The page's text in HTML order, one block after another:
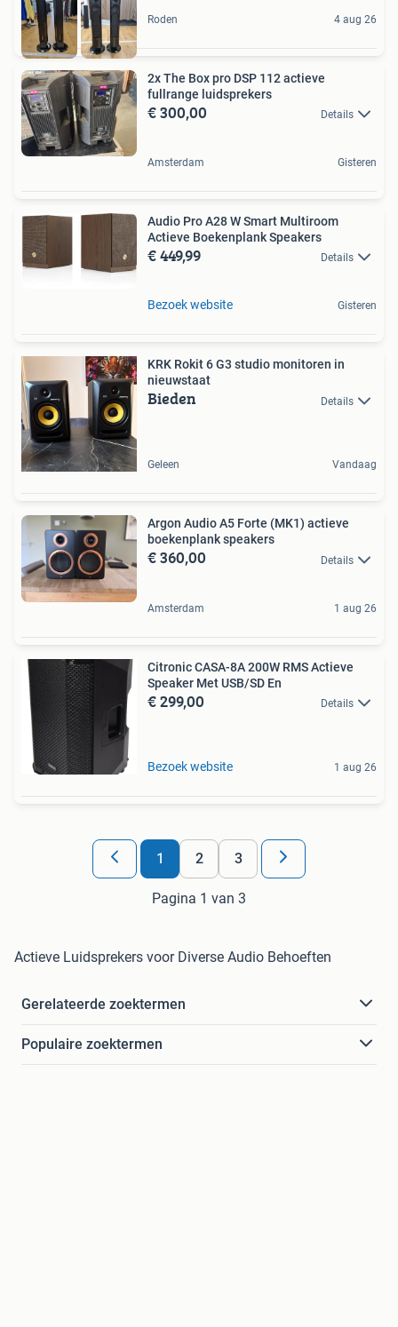
Roden 4 aug 26
2x The Box pro DSP 112 actieve
fullrange luidsprekers
€ 300,00 Details
Amsterdam Gisteren
Audio Pro A28 W Smart Multiroom
Actieve Boekenplank Speakers
€ 449,99 Details
Bezoek website Gisteren
KRK Rokit 6 G3 studio monitoren in
nieuwstaat
Bieden Details
Geleen Vandaag
Argon Audio A5 Forte (MK1) actieve
boekenplank speakers
€ 360,00 Details
Amsterdam 1 aug 26
Citronic CASA-8A 200W RMS Actieve
Speaker Met USB/SD En
€ 299,00 Details
Bezoek website 1 aug 26
1 2 3
Pagina 1 van 3
Actieve Luidsprekers voor Diverse Audio Behoeften
Gerelateerde zoektermen
Populaire zoektermen